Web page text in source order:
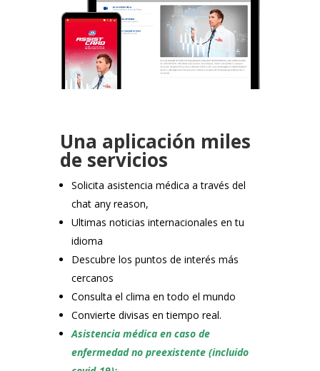
Una aplicación miles
de servicios
Solicita asistencia médica a través del
chat any reason,
Ultimas noticias internacionales en tu
idioma
Descubre los puntos de interés más
cercanos
Consulta el clima en todo el mundo
Convierte divisas en tiempo real.
Asistencia médica en caso de
enfermedad no preexistente (incluido